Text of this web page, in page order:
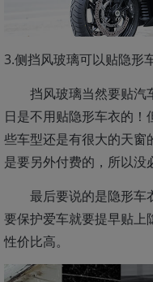
3.侧挡风玻璃可以贴隐形
挡风玻璃当然要贴汽
日是不用贴隐形车衣的
些车型还是有很大的天窗
是要另外付费的，所以没
最后要说的是隐形车
要保护爱车就要提早贴上
性价比高。